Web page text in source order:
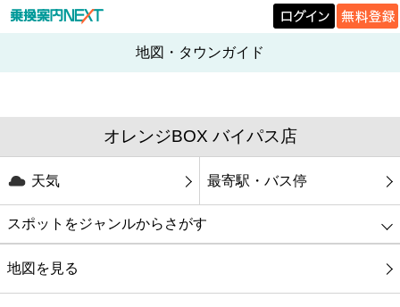
地図・タウンガイド
オレンジBOX バイパス店
天気 最寄駅・バス停
スポットをジャンルからさがす
グルメ
地図を見る